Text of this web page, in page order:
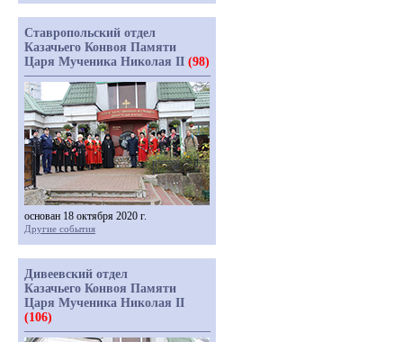
Ставропольский отдел
Казачьего Конвоя Памяти
Царя Мученика Николая II (98)
основан 18 октября 2020 г.
Другие события
Дивеевский отдел
Казачьего Конвоя Памяти
Царя Мученика Николая II
(106)